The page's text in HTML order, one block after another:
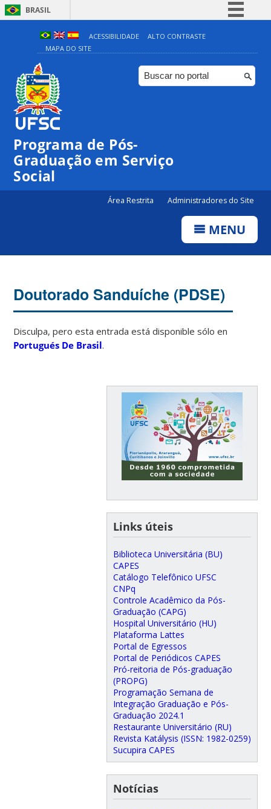
BRASIL
Simplifique!
Comunica BR
Participe
ACESSIBILIDADE
ALTO CONTRASTE
MAPA DO SITE
Programa de Pós-
Graduação em Serviço
Social
Área Restrita Administradores do Site
MENU
Doutorado Sanduíche (PDSE)
Disculpa, pero esta entrada está disponible sólo en
Portugués De Brasil.
Links úteis
Biblioteca Universitária (BU)
CAPES
Catálogo Telefônico UFSC
CNPq
Controle Acadêmico da Pós-
Graduação (CAPG)
Hospital Universitário (HU)
Plataforma Lattes
Portal de Egressos
Portal de Periódicos CAPES
Pró-reitoria de Pós-graduação
(PROPG)
Programação Semana de
Integração Graduação e Pós-
Graduação 2024.1
Restaurante Universitário (RU)
Revista Katálysis (ISSN: 1982-0259)
Sucupira CAPES
Notícias